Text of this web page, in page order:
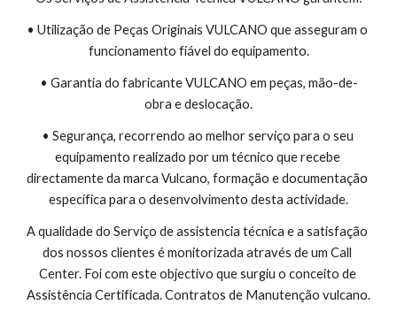
• Utilização de Peças Originais VULCANO que asseguram o
funcionamento fiável do equipamento.
• Garantia do fabricante VULCANO em peças, mão-de-
obra e deslocação.
• Segurança, recorrendo ao melhor serviço para o seu
equipamento realizado por um técnico que recebe
directamente da marca Vulcano, formação e documentação
específica para o desenvolvimento desta actividade.
A qualidade do Serviço de assistencia técnica e a satisfação
dos nossos clientes é monitorizada através de um Call
Center. Foi com este objectivo que surgiu o conceito de
Assistência Certificada. Contratos de Manutenção vulcano.